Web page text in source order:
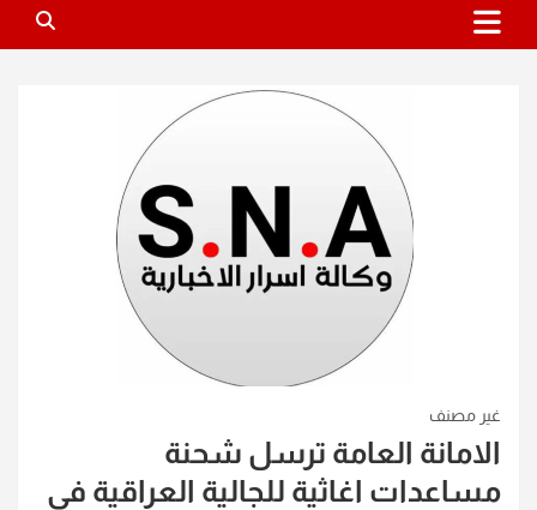
غير مصنف
الامانة العامة ترسل شحنة
مساعدات اغاثية للجالية العراقية في